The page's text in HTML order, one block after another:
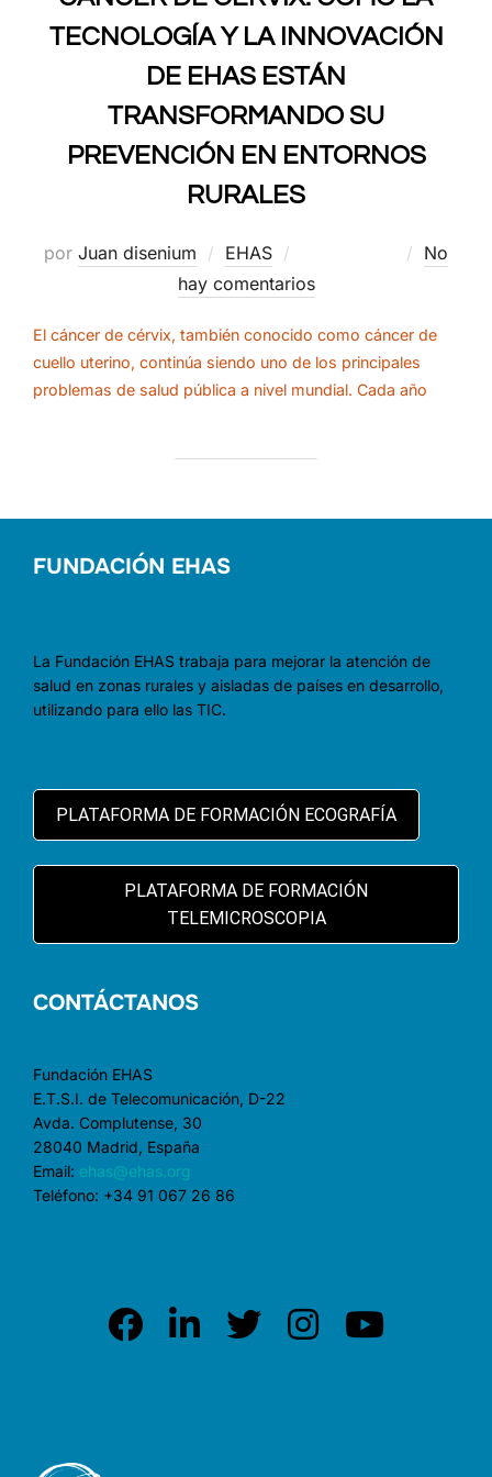
TECNOLOGÍA Y LA INNOVACIÓN
DE EHAS ESTÁN
TRANSFORMANDO SU
PREVENCIÓN EN ENTORNOS
RURALES
por Juan disenium EHAS
el
No
hay comentarios
El cáncer de cérvix, también conocido como cáncer de
cuello uterino, continúa siendo uno de los principales
problemas de salud pública a nivel mundial. Cada año
FUNDACIÓN EHAS
La Fundación EHAS trabaja para mejorar la atención de
salud en zonas rurales y aisladas de países en desarrollo,
utilizando para ello las TIC.
PLATAFORMA DE FORMACIÓN ECOGRAFÍA
PLATAFORMA DE FORMACIÓN
TELEMICROSCOPIA
CONTÁCTANOS
Fundación EHAS
E.T.S.I. de Telecomunicación, D-22
Avda. Complutense, 30
28040 Madrid, España
Email: ehas@ehas.org
Teléfono: +34 91 067 26 86